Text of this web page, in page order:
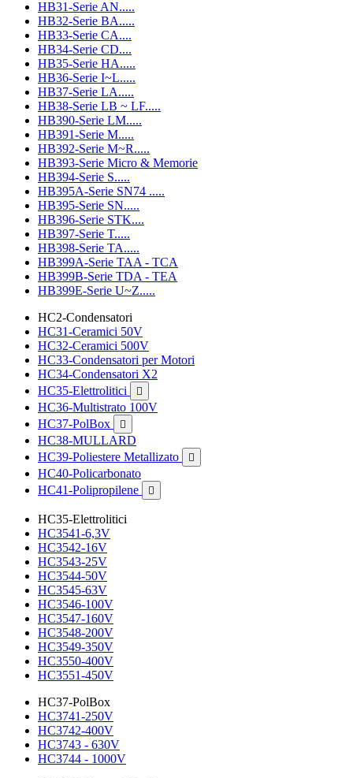
HB31-Serie AN.....
HB32-Serie BA.....
HB33-Serie CA....
HB34-Serie CD....
HB35-Serie HA.....
HB36-Serie I~L.....
HB37-Serie LA.....
HB38-Serie LB ~ LF.....
HB390-Serie LM.....
HB391-Serie M.....
HB392-Serie M~R.....
HB393-Serie Micro & Memorie
HB394-Serie S.....
HB395A-Serie SN74 .....
HB395-Serie SN.....
HB396-Serie STK....
HB397-Serie T.....
HB398-Serie TA.....
HB399A-Serie TAA - TCA
HB399B-Serie TDA - TEA
HB399E-Serie U~Z.....
HC2-Condensatori
HC31-Ceramici 50V
HC32-Ceramici 500V
HC33-Condensatori per Motori
HC34-Condensatori X2
HC35-Elettrolitici

HC36-Multistrato 100V
HC37-PolBox

HC38-MULLARD
HC39-Poliestere Metallizato

HC40-Policarbonato
HC41-Polipropilene

HC35-Elettrolitici
HC3541-6,3V
HC3542-16V
HC3543-25V
HC3544-50V
HC3545-63V
HC3546-100V
HC3547-160V
HC3548-200V
HC3549-350V
HC3550-400V
HC3551-450V
HC37-PolBox
HC3741-250V
HC3742-400V
HC3743 - 630V
HC3744 - 1000V